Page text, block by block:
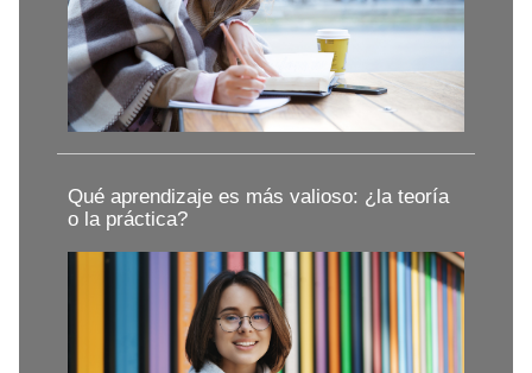
Qué aprendizaje es más valioso: ¿la teoría
o la práctica?